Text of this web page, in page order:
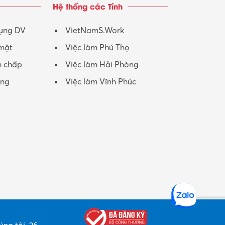
Nhân viên CSKH
Phục vụ khác
Promotion Girl (PG)
DV
chấp
Hệ thống các Tỉnh
VietNamS.Work
Việc làm Phú Thọ
Việc làm Hải Phòng
Việc làm Vĩnh Phúc